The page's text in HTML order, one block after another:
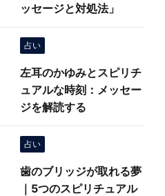
ッセージと対処法」
占い
左耳のかゆみとスピリチ
ュアルな時刻：メッセー
ジを解読する
占い
歯のブリッジが取れる夢
｜5つのスピリチュアル